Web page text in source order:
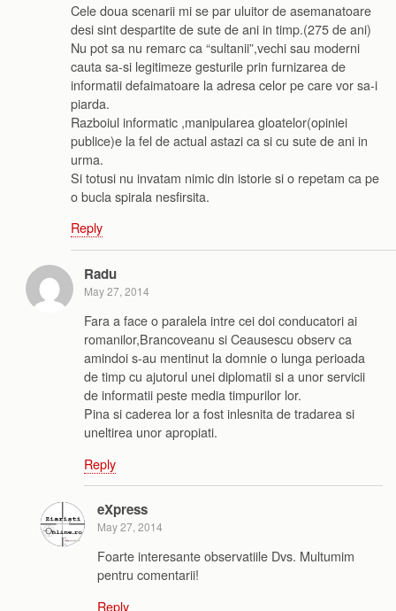
Cele doua scenarii mi se par uluitor de asemanatoare
desi sint despartite de sute de ani in timp.(275 de ani)
Nu pot sa nu remarc ca “sultanii”,vechi sau moderni
cauta sa-si legitimeze gesturile prin furnizarea de
informatii defaimatoare la adresa celor pe care vor sa-i
piarda.
Razboiul informatic ,manipularea gloatelor(opiniei
publice)e la fel de actual astazi ca si cu sute de ani in
urma.
Si totusi nu invatam nimic din istorie si o repetam ca pe
o bucla spirala nesfirsita.
Reply
Radu
May 27, 2014
Fara a face o paralela intre cei doi conducatori ai
romanilor,Brancoveanu si Ceausescu observ ca
amindoi s-au mentinut la domnie o lunga perioada
de timp cu ajutorul unei diplomatii si a unor servicii
de informatii peste media timpurilor lor.
Pina si caderea lor a fost inlesnita de tradarea si
uneltirea unor apropiati.
Reply
eXpress
May 27, 2014
Foarte interesante observatiile Dvs. Multumim
pentru comentarii!
Reply